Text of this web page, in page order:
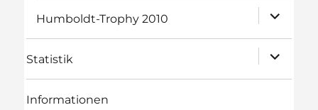
Humboldt-Trophy 2010
öffnen
Statistik
öffnen
Informationen